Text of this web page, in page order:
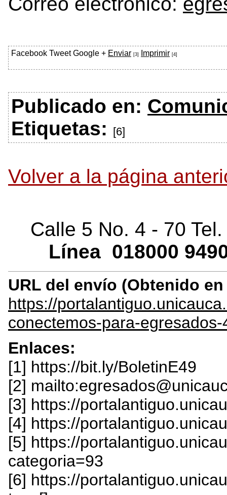
Facebook Tweet Google + Enviar [3] Imprimir [4]
Publicado en:
Etiquetas: [6]
Volver a la página
Calle 5 No. 4 - 70
Línea 018000
URL del envío (Obtenido
https://
conectemos-para-egresados-
Enlaces:
[1] https://bit.ly/BoletinE49
[2]
[3] https://
[4] https://
[5] https://
categoria=93
[6] https://